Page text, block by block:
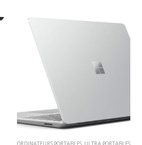
ORDINATEURS PORTABLES, ULTRA PORTABLES